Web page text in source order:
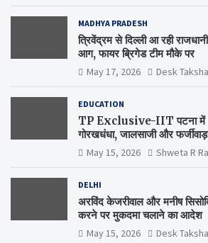
MADHYA PRADESH
त्रिवेंद्रम से दिल्ली आ रही
आग, फायर ब्रिगेड टीम मौके पर
May 17, 2026 Desk
EDUCATION
TP Exclusive-IIT पटना में
गोरखधंधा, जालसाजी और
कब जागेगा ?
May 15, 2026 Shweta R
DELHI
अरविंद केजरीवाल और मनीष
करने पर मुकदमा चलाने का आदेश
May 15, 2026 Desk